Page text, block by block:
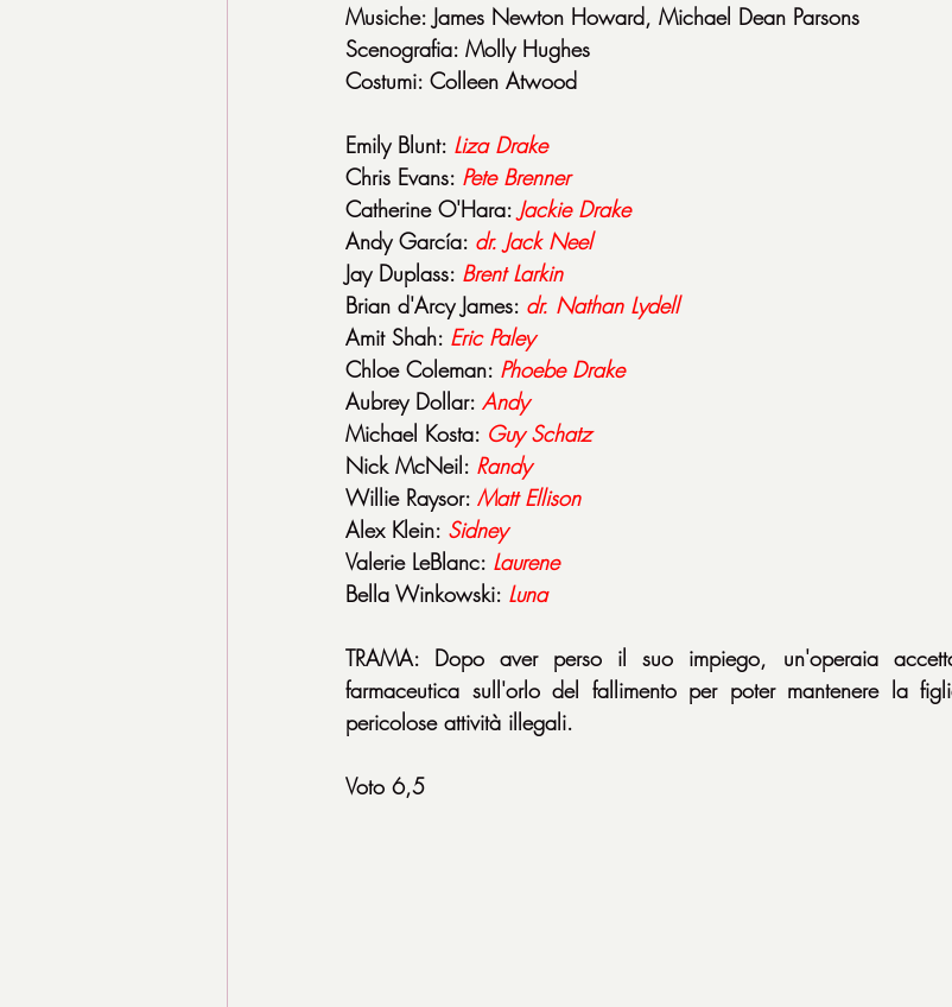
Musiche: James Newton Howard, Michael Dean Parsons
Scenografia: Molly Hughes
Costumi: Colleen Atwood
Emily Blunt: Liza Drake
Chris Evans: Pete Brenner
Catherine O'Hara: Jackie Drake
Andy García: dr. Jack Neel
Jay Duplass: Brent Larkin
Brian d'Arcy James: dr. Nathan Lydell
Amit Shah: Eric Paley
Chloe Coleman: Phoebe Drake
Aubrey Dollar: Andy
Michael Kosta: Guy Schatz
Nick McNeil: Randy
Willie Raysor: Matt Ellison
Alex Klein: Sidney
Valerie LeBlanc: Laurene
Bella Winkowski: Luna
TRAMA: Dopo aver perso il suo impiego, un'operaia
farmaceutica sull'orlo del fallimento per poter mantenere la
pericolose attività illegali.
Voto 6,5